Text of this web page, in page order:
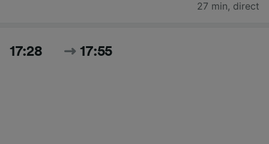
27 min, direct
17:28 17:55